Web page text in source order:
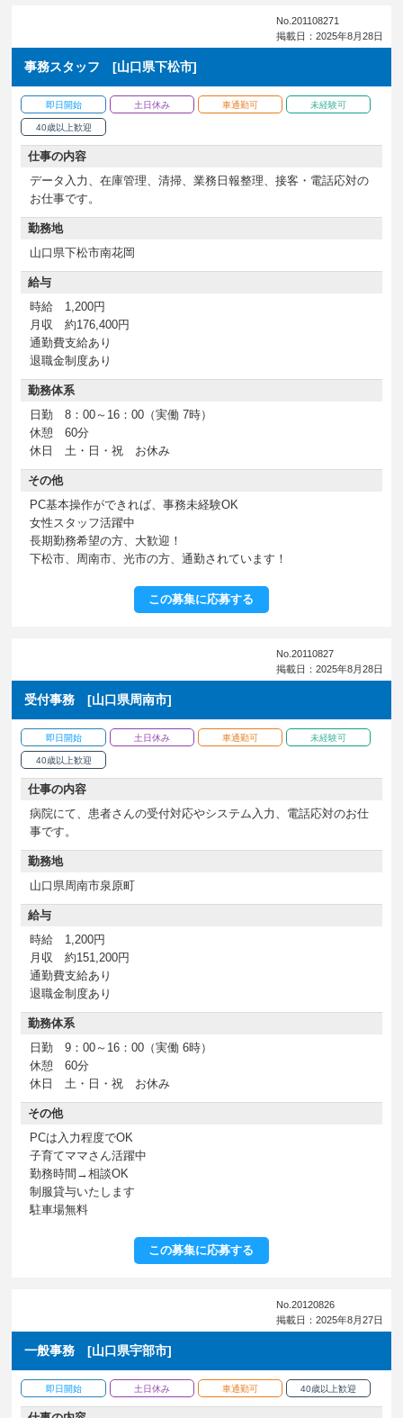
No.201108271
掲載日：2025年8月28日
事務スタッフ [山口県下松市]
即日開始 土日休み 車通勤可 未経験可
40歳以上歓迎
仕事の内容
データ入力、在庫管理、清掃、業務日報整理、接客・電話応対の
お仕事です。
勤務地
山口県下松市南花岡
給与
時給 1,200円
月収 約176,400円
通勤費支給あり
退職金制度あり
勤務体系
日勤 8：00～16：00（実働 7時）
休憩 60分
休日 土・日・祝 お休み
その他
PC基本操作ができれば、事務未経験OK
女性スタッフ活躍中
長期勤務希望の方、大歓迎！
下松市、周南市、光市の方、通勤されています！
この募集に応募する
No.20110827
掲載日：2025年8月28日
受付事務 [山口県周南市]
即日開始 土日休み 車通勤可 未経験可
40歳以上歓迎
仕事の内容
病院にて、患者さんの受付対応やシステム入力、電話応対のお仕
事です。
勤務地
山口県周南市泉原町
給与
時給 1,200円
月収 約151,200円
通勤費支給あり
退職金制度あり
勤務体系
日勤 9：00～16：00（実働 6時）
休憩 60分
休日 土・日・祝 お休み
その他
PCは入力程度でOK
子育てママさん活躍中
勤務時間→相談OK
制服貸与いたします
駐車場無料
この募集に応募する
No.20120826
掲載日：2025年8月27日
一般事務 [山口県宇部市]
即日開始 土日休み 車通勤可 40歳以上歓迎